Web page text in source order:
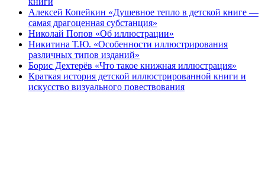
Алексей Копейкин «Душевное тепло в детской книге —
самая драгоценная субстанция»
Николай Попов «Об иллюстрации»
Никитина Т.Ю. «Особенности иллюстрирования
различных типов изданий»
Борис Дехтерёв «Что такое книжная иллюстрация»
Краткая история детской иллюстрированной книги и
искусство визуального повествования